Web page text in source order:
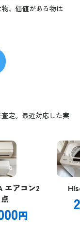
、価値がある物は
定。最近対応した実
エアコン2
点
円